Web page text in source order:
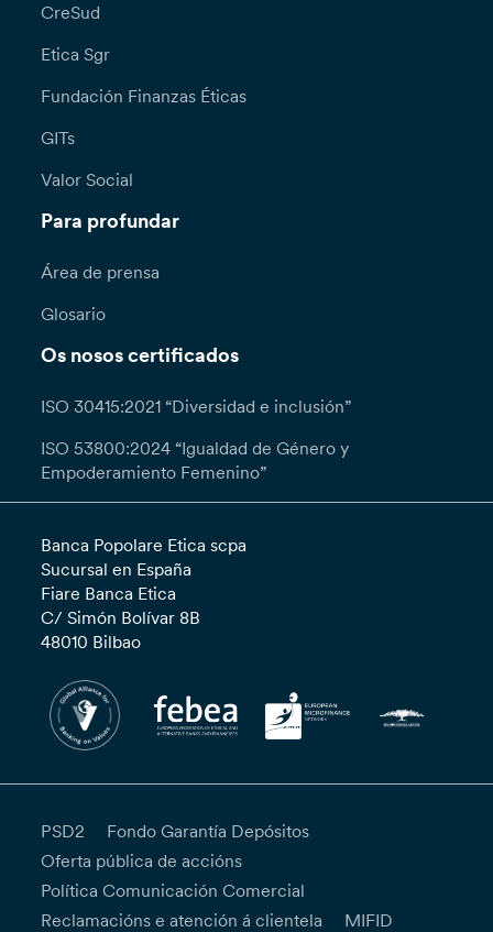
CreSud
Etica Sgr
Fundación Finanzas Éticas
GITs
Valor Social
Para profundar
Área de prensa
Glosario
Os nosos certificados
ISO 30415:2021 “Diversidad e inclusión”
ISO 53800:2024 “Igualdad de Género y
Empoderamiento Femenino”
Banca Popolare Etica scpa
Sucursal en España
Fiare Banca Etica
C/ Simón Bolívar 8B
48010 Bilbao
PSD2
Fondo Garantía Depósitos
Oferta pública de accións
Política Comunicación Comercial
Reclamacións e atención á clientela
MIFID